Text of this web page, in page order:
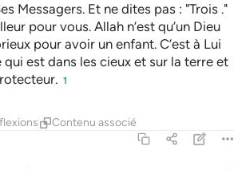
Messagers. Et ne dites pas : "Trois ."
pour vous. Allah n’est qu’un Dieu
pour avoir un enfant. C’est à Lui
est dans les cieux et sur la terre et
1
Contenu associé